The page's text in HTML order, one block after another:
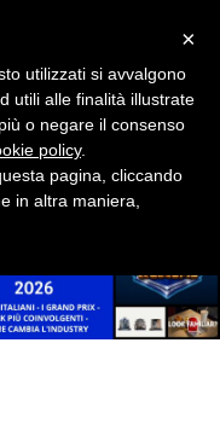
×
utilizzati si avvalgono
utili alle finalità illustrate
o negare il consenso
policy.
pagina, cliccando
in altra maniera,